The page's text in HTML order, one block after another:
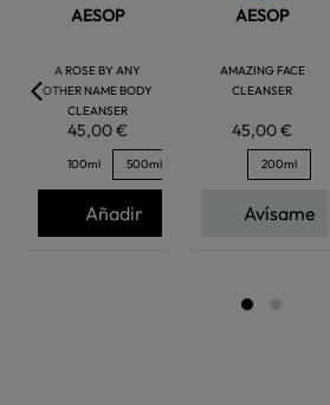
AESOP
A ROSE BY ANY
OTHER NAME BODY
CLEANSER
45,00 €
100ml 500ml
Añadir
AESOP
AMAZING FACE
CLEANSER
45,00 €
200ml
Avísame